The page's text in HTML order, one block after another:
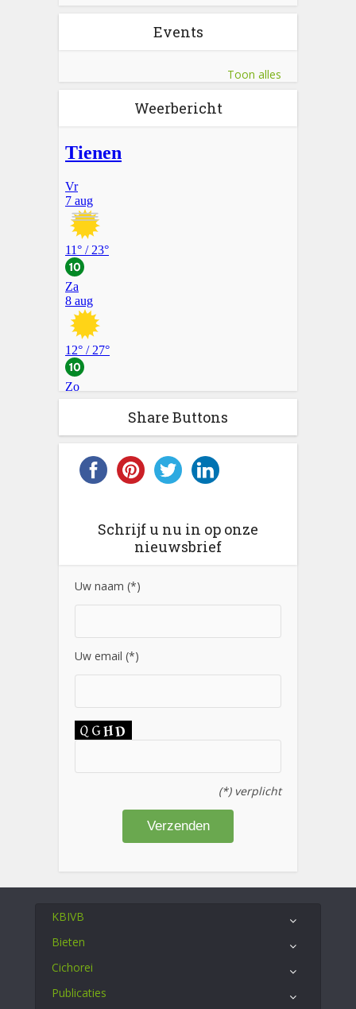
Events
Toon alles
Weerbericht
Share Buttons
Schrijf u nu in op onze
nieuwsbrief
Uw naam (*)
Uw email (*)
(*) verplicht
KBIVB
Bieten
Cichorei
Publicaties